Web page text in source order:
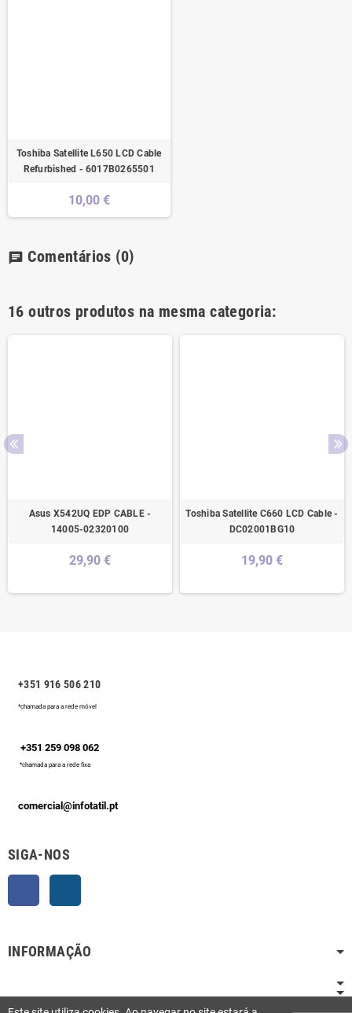
Toshiba Satellite L650 LCD Cable
Refurbished - 6017B0265501
10,00 €
chat Comentários (0)
16 outros produtos na mesma categoria:
Asus X542UQ EDP CABLE -
14005-02320100
29,90 €
Toshiba Satellite C660 LCD Cable -
DC02001BG10
19,90 €
+351 916 506 210
*chamada para a rede móvel
+351 259 098 062
*chamada para a rede fixa
comercial@infotatil.pt
SIGA-NOS
INFORMAÇÃO